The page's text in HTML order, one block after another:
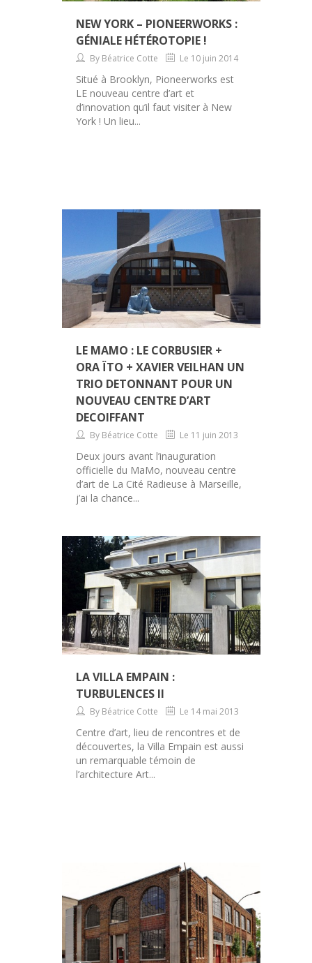
NEW YORK – PIONEERWORKS :
GÉNIALE HÉTÉROTOPIE !
By Béatrice Cotte Le 10 juin 2014
Situé à Brooklyn, Pioneerworks est
LE nouveau centre d’art et
d’innovation qu’il faut visiter à New
York ! Un lieu...
LE MAMO : LE CORBUSIER +
ORA ÏTO + XAVIER VEILHAN UN
TRIO DETONNANT POUR UN
NOUVEAU CENTRE D’ART
DECOIFFANT
By Béatrice Cotte Le 11 juin 2013
Deux jours avant l’inauguration
officielle du MaMo, nouveau centre
d’art de La Cité Radieuse à Marseille,
j’ai la chance...
LA VILLA EMPAIN :
TURBULENCES II
By Béatrice Cotte Le 14 mai 2013
Centre d’art, lieu de rencontres et de
découvertes, la Villa Empain est aussi
un remarquable témoin de
l’architecture Art...